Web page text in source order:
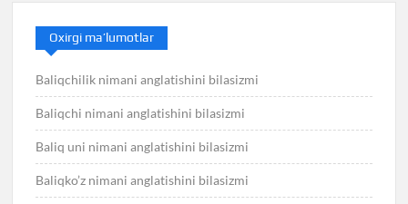
Oxirgi ma’lumotlar
Baliqchilik nimani anglatishini bilasizmi
Baliqchi nimani anglatishini bilasizmi
Baliq uni nimani anglatishini bilasizmi
Baliqko’z nimani anglatishini bilasizmi